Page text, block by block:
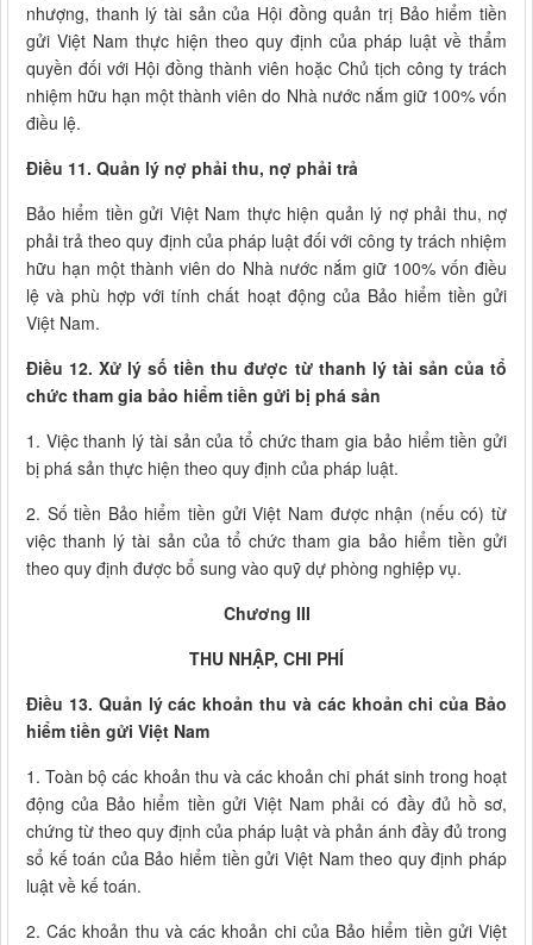
nhượng, thanh lý tài sản của Hội đồng quản trị Bảo hiểm tiền
gửi Việt Nam thực hiện theo quy định của pháp luật về thẩm
quyền đối với Hội đồng thành viên hoặc Chủ tịch công ty trách
nhiệm hữu hạn một thành viên do Nhà nước nắm giữ 100% vốn
điều lệ.
Điều 11. Quản lý nợ phải thu, nợ phải trả
Bảo hiểm tiền gửi Việt Nam thực hiện quản lý nợ phải thu, nợ
phải trả theo quy định của pháp luật đối với công ty trách nhiệm
hữu hạn một thành viên do Nhà nước nắm giữ 100% vốn điều
lệ và phù hợp với tính chất hoạt động của Bảo hiểm tiền gửi
Việt Nam.
Điều 12. Xử lý số tiền thu được từ thanh lý tài sản của tổ
chức tham gia bảo hiểm tiền gửi bị phá sản
1. Việc thanh lý tài sản của tổ chức tham gia bảo hiểm tiền gửi
bị phá sản thực hiện theo quy định của pháp luật.
2. Số tiền Bảo hiểm tiền gửi Việt Nam được nhận (nếu có) từ
việc thanh lý tài sản của tổ chức tham gia bảo hiểm tiền gửi
theo quy định được bổ sung vào quỹ dự phòng nghiệp vụ.
Chương III
THU NHẬP, CHI PHÍ
Điều 13. Quản lý các khoản thu và các khoản chi của Bảo
hiểm tiền gửi Việt Nam
1. Toàn bộ các khoản thu và các khoản chi phát sinh trong hoạt
động của Bảo hiểm tiền gửi Việt Nam phải có đầy đủ hồ sơ,
chứng từ theo quy định của pháp luật và phản ánh đầy đủ trong
sổ kế toán của Bảo hiểm tiền gửi Việt Nam theo quy định pháp
luật về kế toán.
2. Các khoản thu và các khoản chi của Bảo hiểm tiền gửi Việt